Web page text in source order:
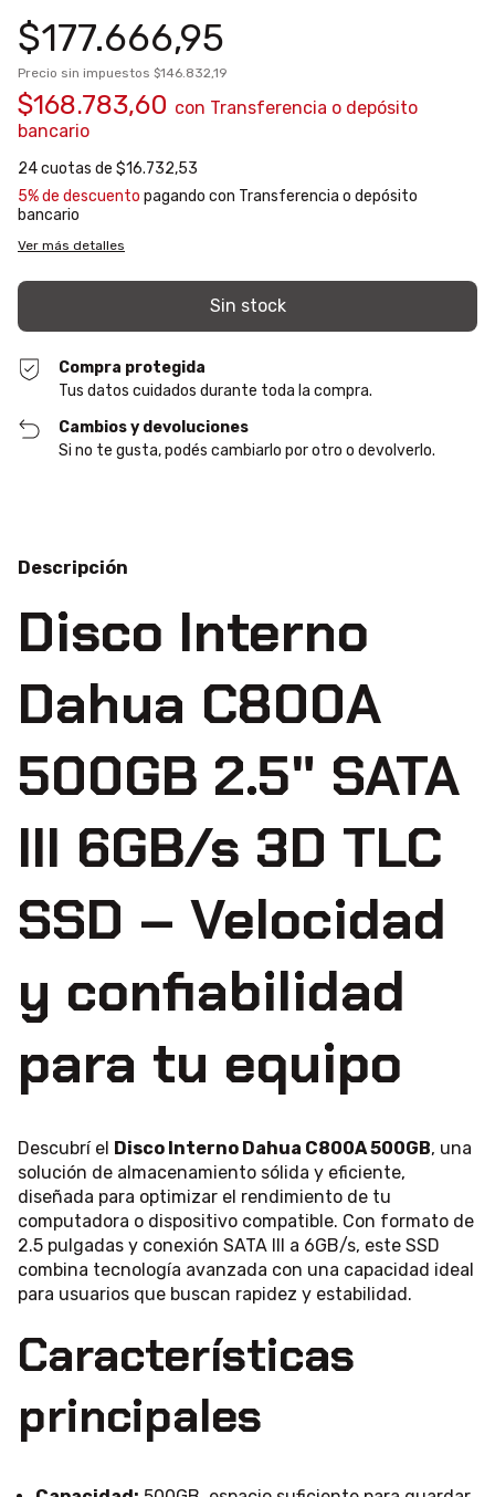
$177.666,95
Precio sin impuestos $146.832,19
$168.783,60 con Transferencia o depósito
bancario
24cuotas de $16.732,53
5% de descuento pagando con Transferencia o depósito
bancario
Ver más detalles
Compra protegida
Tus datos cuidados durante toda la compra.
Cambios y devoluciones
Si no te gusta, podés cambiarlo por otro o devolverlo.
Descripción
Disco Interno
Dahua C800A
500GB 2.5" SATA
III 6GB/s 3D TLC
SSD – Velocidad
y confiabilidad
para tu equipo
Descubrí el Disco Interno Dahua C800A 500GB, una
solución de almacenamiento sólida y eficiente,
diseñada para optimizar el rendimiento de tu
computadora o dispositivo compatible. Con formato de
2.5 pulgadas y conexión SATA III a 6GB/s, este SSD
combina tecnología avanzada con una capacidad ideal
para usuarios que buscan rapidez y estabilidad.
Características
principales